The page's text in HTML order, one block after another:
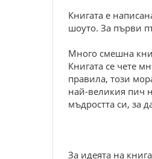
Книгата е
шоуто. За първи
Много смешна
Книгата се чете
правила, този
най-великия пич
мъдростта си, за
За идеята на